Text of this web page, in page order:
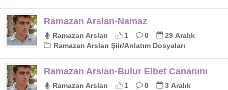
Ramazan Arslan-Namaz
Ramazan Arslan 1 0
29 Aralık
Ramazan Arslan Şiir/Anlatım Dosyaları
Ramazan Arslan-Bulur Elbet Cananını
Ramazan Arslan 1 0
3 Aralık